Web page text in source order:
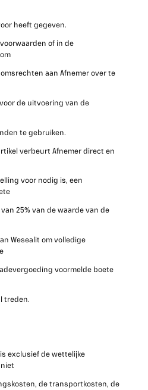
heeft gegeven.
of in de
aan Afnemer over te
de uitvoering van de
te gebruiken.
verbeurt Afnemer direct en
voor nodig is, een
25% van de waarde van de
Wesealit om volledige
voormelde boete
treden.
exclusief de wettelijke
de transportkosten, de